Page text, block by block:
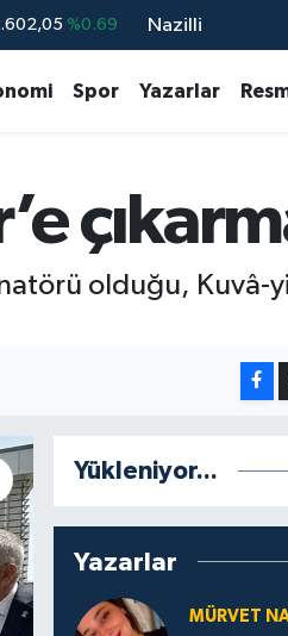
%0.06
13.768
%0.69
Nazilli
Spor Yazarlar
olduğu, Kuvâ-
Yükleniyor...
Yazarlar
MÜRVET